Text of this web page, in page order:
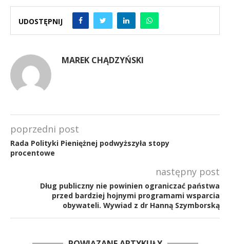
UDOSTĘPNIJ
MAREK CHĄDZYŃSKI
poprzedni post
Rada Polityki Pieniężnej podwyższyła stopy
procentowe
następny post
Dług publiczny nie powinien ograniczać państwa
przed bardziej hojnymi programami wsparcia
obywateli. Wywiad z dr Hanną Szymborską